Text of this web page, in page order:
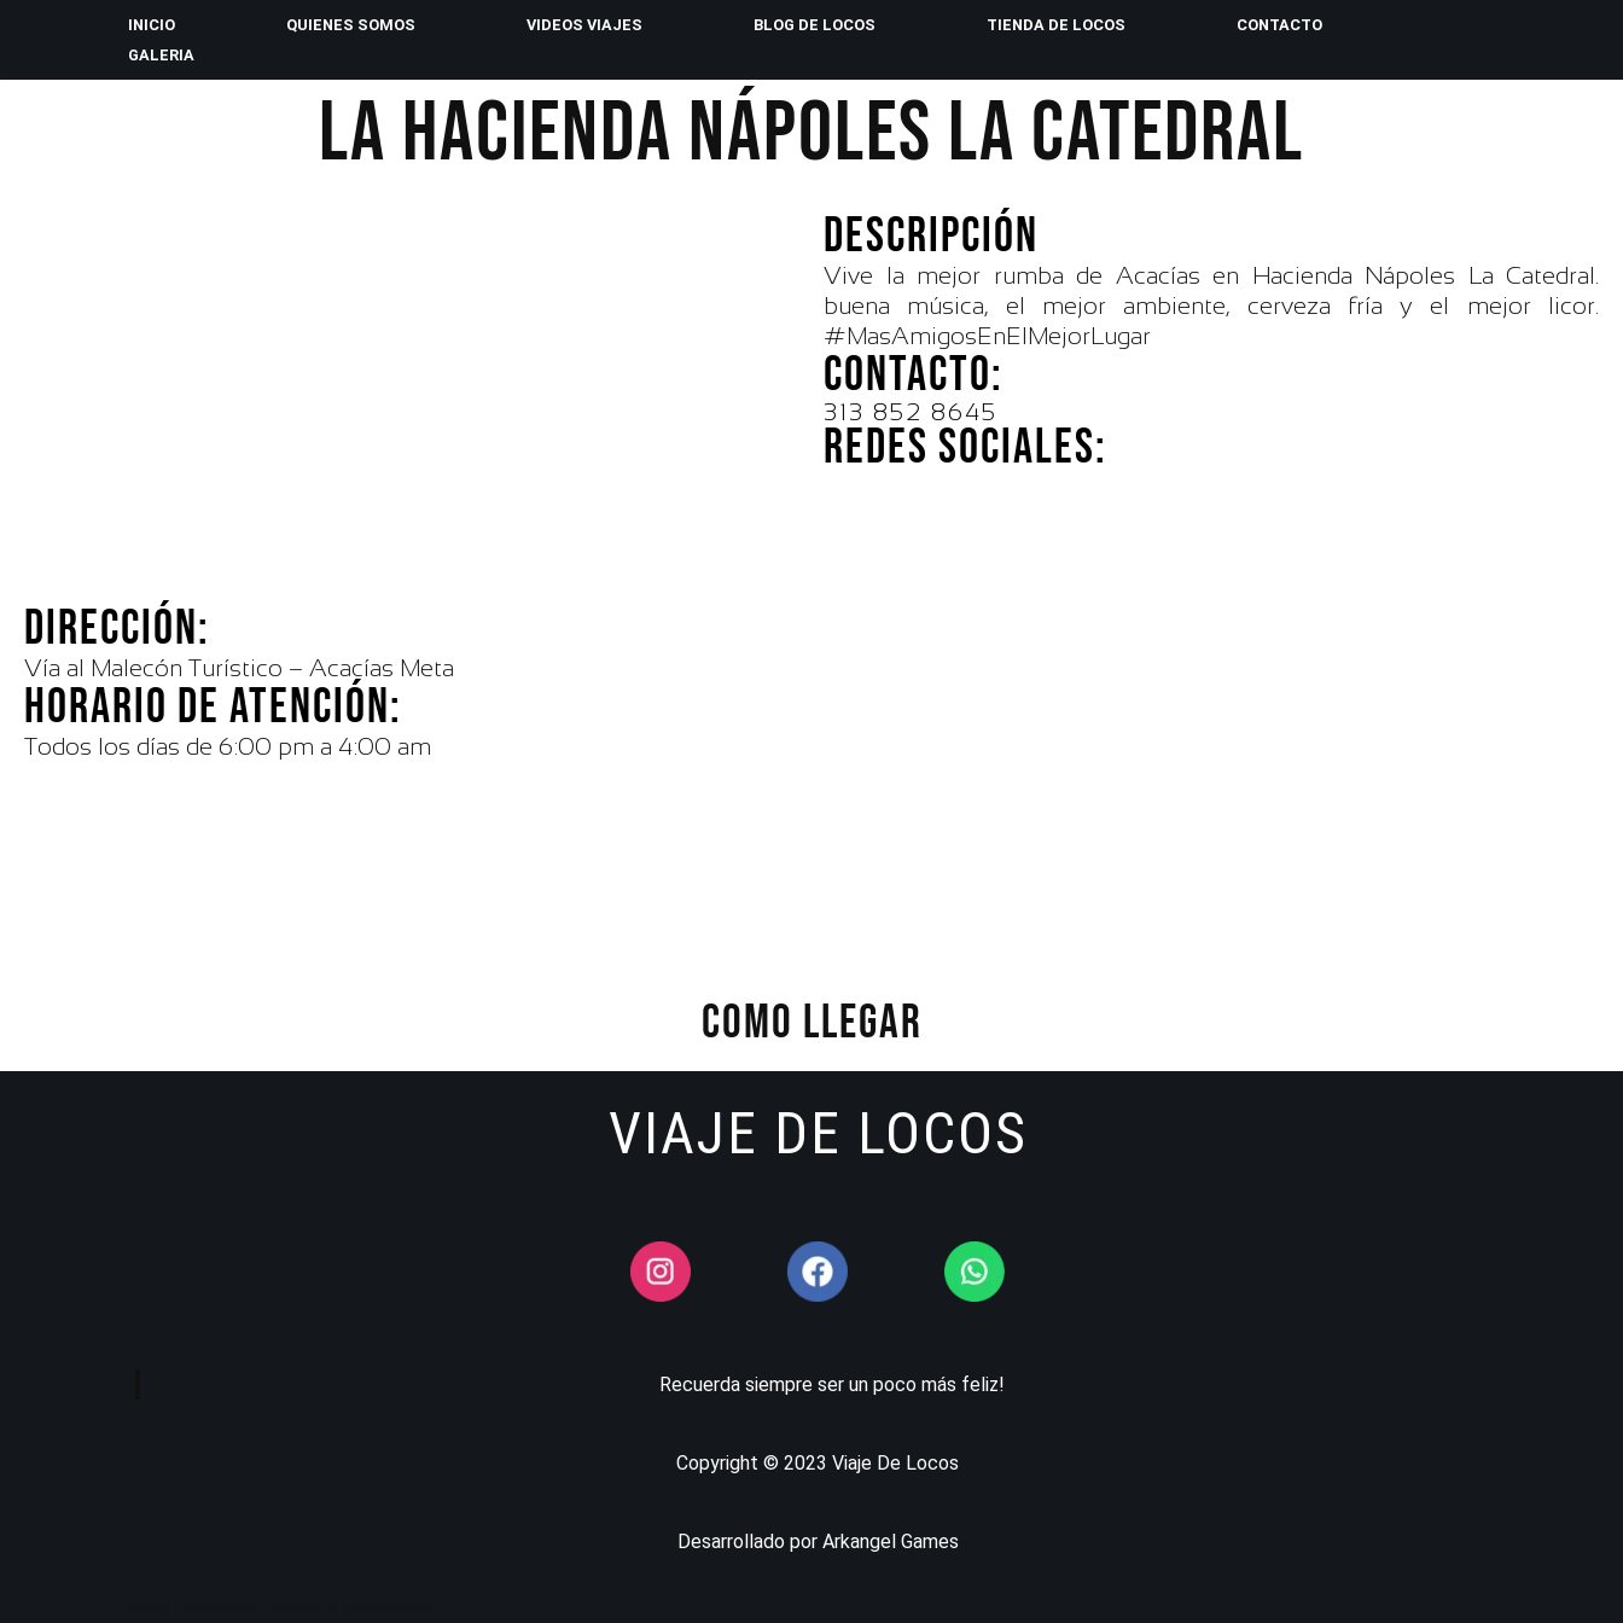
INICIO QUIENES SOMOS VIDEOS VIAJES BLOG DE LOCOS TIENDA DE LOCOS
CONTACTO
GALERIA
LA HACIENDA NÁPOLES LA CATEDRAL
DESCRIPCIÓN
Vive la mejor rumba de Acacías en Hacienda Nápoles La Catedral.
buena música, el mejor ambiente, cerveza fría y el mejor licor.
#MasAmigosEnElMejorLugar
CONTACTO:
313 852 8645
REDES SOCIALES:
DIRECCIÓN:
Vía al Malecón Turístico – Acacías Meta
HORARIO DE ATENCIÓN:
Todos los días de 6:00 pm a 4:00 am
COMO LLEGAR
VIAJE DE LOCOS
Recuerda siempre ser un poco más feliz!
Copyright © 2023 Viaje De Locos
Desarrollado por Arkangel Games